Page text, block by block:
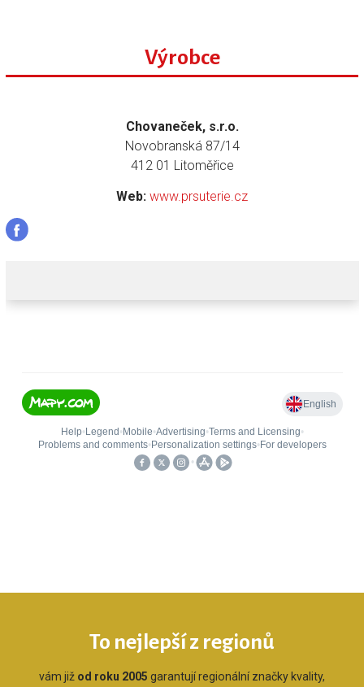
Výrobce
Chovaneček, s.r.o.
Novobranská 87/14
412 01 Litoměřice
Web: www.prsuterie.cz
To nejlepší z regionů
vám již od roku 2005 garantují regionální značky kvality,